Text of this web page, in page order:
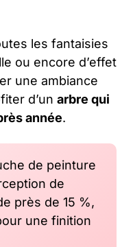
les fantaisies
ou encore d’effet
une ambiance
d’un arbre qui
année.
de peinture
de
près de 15 %,
une finition